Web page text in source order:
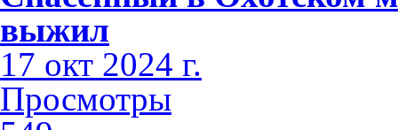
выжил
17 окт 2024 г.
Просмотры